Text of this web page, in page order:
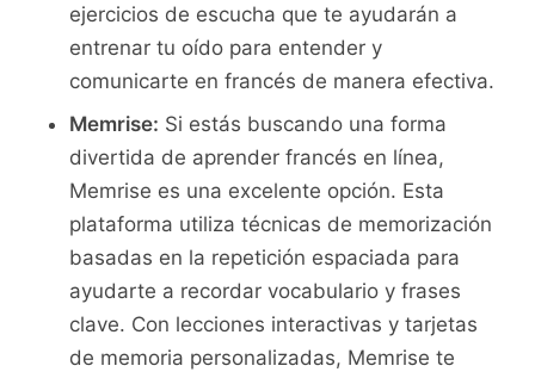
‍ejercicios de ⁣escucha que te ‍ayudarán a
entrenar tu oído para entender y
comunicarte en francés de manera​ efectiva.
Memrise: Si estás⁢ buscando una forma
divertida‌ de ⁤aprender francés en línea,
Memrise es una excelente opción. ⁣Esta
plataforma utiliza⁢ técnicas⁣ de‌ memorización
basadas en la repetición espaciada para
ayudarte ⁢a​ recordar vocabulario y frases
clave. Con ⁢lecciones interactivas y tarjetas⁤
de memoria personalizadas, Memrise te